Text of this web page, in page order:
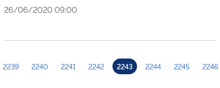
26/06/2020 09:00
2239 2240 2241 2242 2243 2244 2245 2246